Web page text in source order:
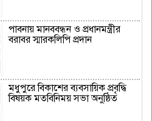
পাবনায় মানববন্ধন ও প্রধানমন্ত্রীর
বরাবর স্মারকলিপি প্রদান
মধুপুরে বিকাশের ব্যবসায়িক প্রবৃদ্ধি
বিষয়ক মতবিনিময় সভা অনুষ্ঠিত